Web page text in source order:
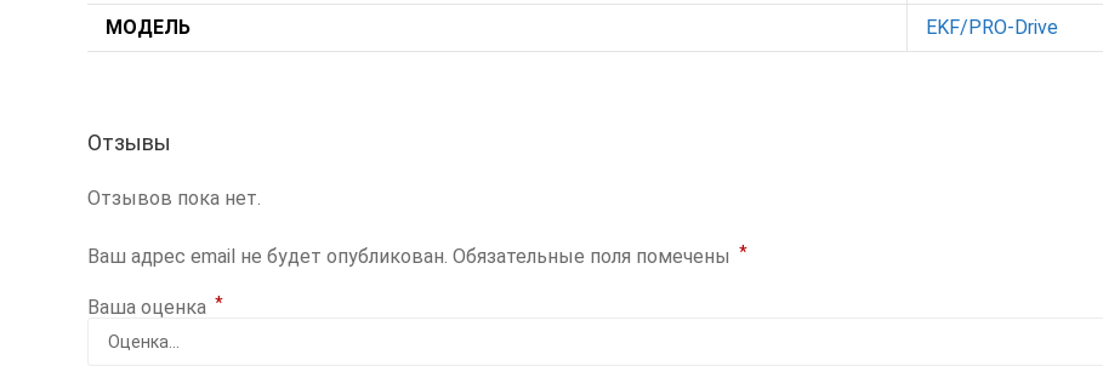
МОДЕЛЬ EKF/PRO-Drive
Отзывы
Отзывов пока нет.
Ваш адрес email не будет опубликован. Обязательные поля помечены *
Ваша оценка *